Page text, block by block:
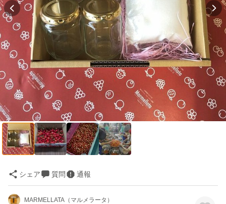
シェア 質問 通報
MARMELLATA（マルメラータ）